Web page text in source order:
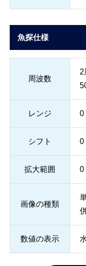
魚探仕様
周波数
2
レンジ 0
シフト 0
拡大範囲 0
画像の種類
数値の表示